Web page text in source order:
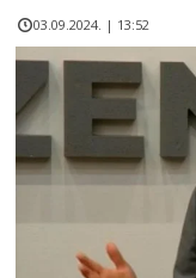
03.09.2024. | 13:52